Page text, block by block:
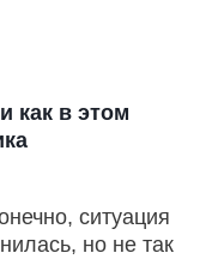
как в этом
ситуация
но не так